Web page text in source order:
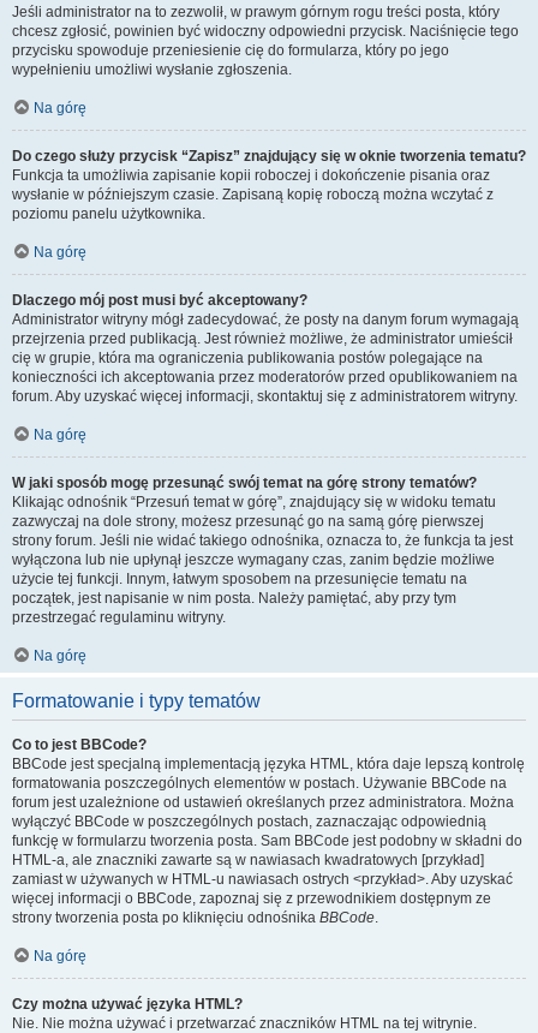
Jeśli administrator na to zezwolił, w prawym górnym rogu treści posta, który
chcesz zgłosić, powinien być widoczny odpowiedni przycisk. Naciśnięcie tego
przycisku spowoduje przeniesienie cię do formularza, który po jego
wypełnieniu umożliwi wysłanie zgłoszenia.
Na górę
Do czego służy przycisk “Zapisz” znajdujący się w oknie tworzenia tematu?
Funkcja ta umożliwia zapisanie kopii roboczej i dokończenie pisania oraz
wysłanie w późniejszym czasie. Zapisaną kopię roboczą można wczytać z
poziomu panelu użytkownika.
Na górę
Dlaczego mój post musi być akceptowany?
Administrator witryny mógł zadecydować, że posty na danym forum wymagają
przejrzenia przed publikacją. Jest również możliwe, że administrator umieścił
cię w grupie, która ma ograniczenia publikowania postów polegające na
konieczności ich akceptowania przez moderatorów przed opublikowaniem na
forum. Aby uzyskać więcej informacji, skontaktuj się z administratorem witryny.
Na górę
W jaki sposób mogę przesunąć swój temat na górę strony tematów?
Klikając odnośnik “Przesuń temat w górę”, znajdujący się w widoku tematu
zazwyczaj na dole strony, możesz przesunąć go na samą górę pierwszej
strony forum. Jeśli nie widać takiego odnośnika, oznacza to, że funkcja ta jest
wyłączona lub nie upłynął jeszcze wymagany czas, zanim będzie możliwe
użycie tej funkcji. Innym, łatwym sposobem na przesunięcie tematu na
początek, jest napisanie w nim posta. Należy pamiętać, aby przy tym
przestrzegać regulaminu witryny.
Na górę
Formatowanie i typy tematów
Co to jest BBCode?
BBCode jest specjalną implementacją języka HTML, która daje lepszą kontrolę
formatowania poszczególnych elementów w postach. Używanie BBCode na
forum jest uzależnione od ustawień określanych przez administratora. Można
wyłączyć BBCode w poszczególnych postach, zaznaczając odpowiednią
funkcję w formularzu tworzenia posta. Sam BBCode jest podobny w składni do
HTML-a, ale znaczniki zawarte są w nawiasach kwadratowych [przykład]
zamiast w używanych w HTML-u nawiasach ostrych <przykład>. Aby uzyskać
więcej informacji o BBCode, zapoznaj się z przewodnikiem dostępnym ze
strony tworzenia posta po kliknięciu odnośnika BBCode.
Na górę
Czy można używać języka HTML?
Nie. Nie można używać i przetwarzać znaczników HTML na tej witrynie.